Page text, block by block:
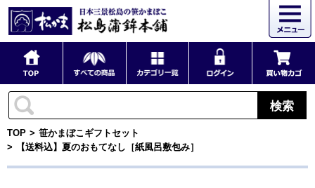
検索
TOP
笹かまぼこギフトセット
【送料込】夏のおもてなし［紙風呂敷包み］